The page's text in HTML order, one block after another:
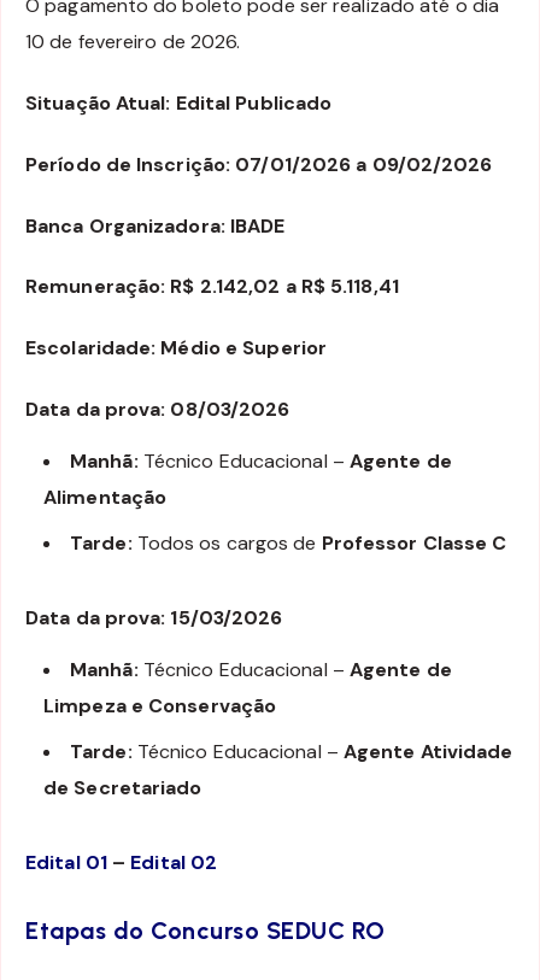
O pagamento do boleto pode ser realizado até o dia
10 de fevereiro de 2026.
Situação Atual: Edital Publicado
Período de Inscrição: 07/01/2026 a 09/02/2026
Banca Organizadora: IBADE
Remuneração: R$ 2.142,02 a R$ 5.118,41
Escolaridade: Médio e Superior
Data da prova: 08/03/2026
Manhã: Técnico Educacional – Agente de
Alimentação
Tarde: Todos os cargos de Professor Classe C
Data da prova: 15/03/2026
Manhã: Técnico Educacional – Agente de
Limpeza e Conservação
Tarde: Técnico Educacional – Agente Atividade
de Secretariado
Edital 01– Edital 02
Etapas do Concurso SEDUC RO